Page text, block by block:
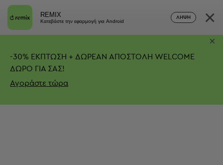
REMIX
Κατεβάστε την εφαρμογή για Android
ΛΉΨΗ ×
-30% ΕΚΠΤΩΣΗ + ΔΩΡΕΑΝ ΑΠΟΣΤΟΛΗ WELCOME
ΔΩΡΟ ΓΙΑ ΣΑΣ!
Αγοράστε τώρα
×